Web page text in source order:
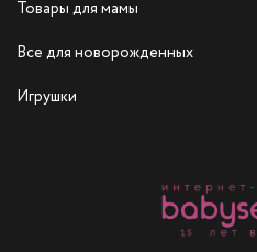
Товары для мамы
Все для новорожденных
Игрушки